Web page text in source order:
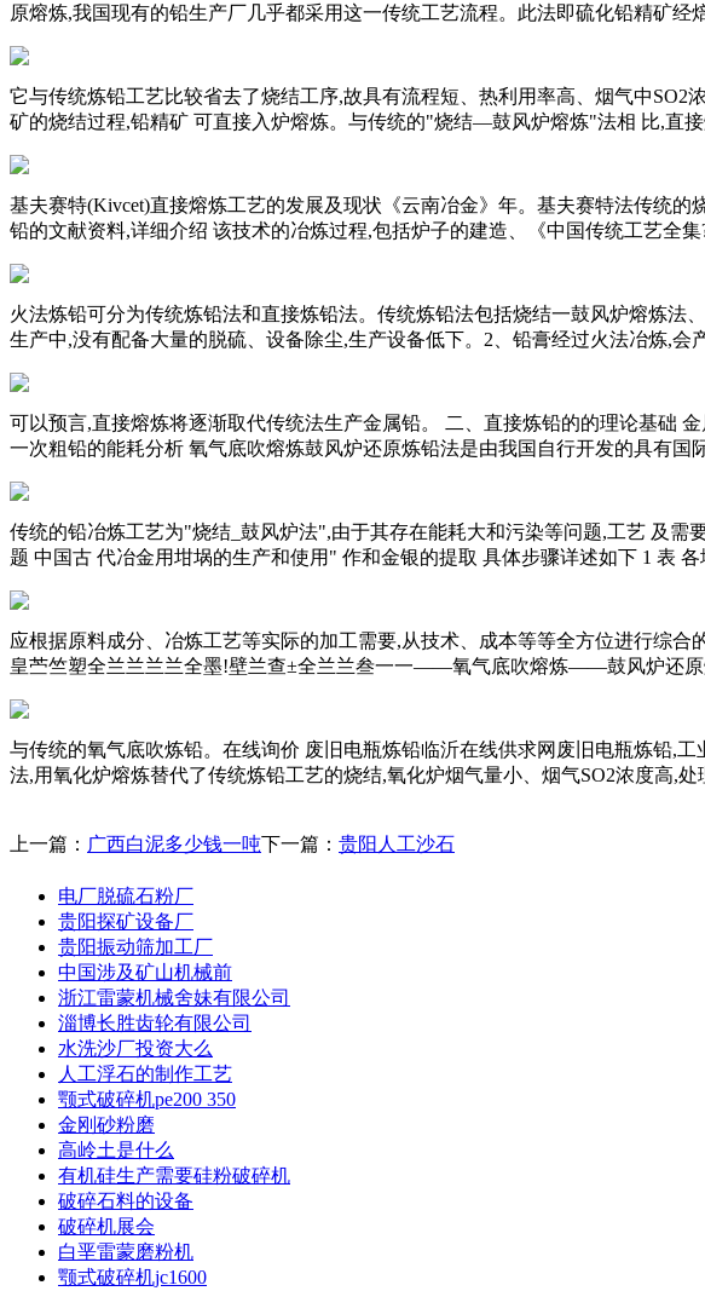
原熔炼,我国现有的铅生产厂几乎都采用这一传统工艺流程。此法即硫化铅精矿经
它与传统炼铅工艺比较省去了烧结工序,故具有流程短、热利用率高、烟气中
矿的烧结过程,铅精矿 可直接入炉熔炼。与传统的"烧结—鼓风炉熔炼"法相 比,直接
基夫赛特(Kivcet)直接熔炼工艺的发展及现状《云南冶金》年。基夫赛特法传统
铅的文献资料,详细介绍 该技术的冶炼过程,包括炉子的建造、《中国传统工艺全
火法炼铅可分为传统炼铅法和直接炼铅法。传统炼铅法包括烧结一鼓风炉熔炼
生产中,没有配备大量的脱硫、设备除尘,生产设备低下。2、铅膏经过火法冶炼,
可以预言,直接熔炼将逐渐取代传统法生产金属铅。 二、直接炼铅的的理论基础
一次粗铅的能耗分析 氧气底吹熔炼鼓风炉还原炼铅法是由我国自行开发的具有国
传统的铅冶炼工艺为"烧结_鼓风炉法",由于其存在能耗大和污染等问题,工艺 及
题 中国古 代冶金用坩埚的生产和使用" 作和金银的提取 具体步骤详述如下 1 表
应根据原料成分、冶炼工艺等实际的加工需要,从技术、成本等等全方位进行综
皇苎竺塑全兰兰兰兰全墨!壁兰查±全兰兰叁一一——氧气底吹熔炼——鼓风炉还原
与传统的氧气底吹炼铅。在线询价 废旧电瓶炼铅临沂在线供求网废旧电瓶炼铅,
法,用氧化炉熔炼替代了传统炼铅工艺的烧结,氧化炉烟气量小、烟气SO2浓度高,
上一篇： 广西白泥多少钱一吨下一篇： 贵阳人工沙石
电厂脱硫石粉厂
贵阳探矿设备厂
贵阳振动筛加工厂
中国涉及矿山机械前
浙江雷蒙机械舍妹有限公司
淄博长胜齿轮有限公司
水洗沙厂投资大么
人工浮石的制作工艺
颚式破碎机pe200 350
金刚砂粉磨
高岭土是什么
有机硅生产需要硅粉破碎机
破碎石料的设备
破碎机展会
白垩雷蒙磨粉机
颚式破碎机jc1600